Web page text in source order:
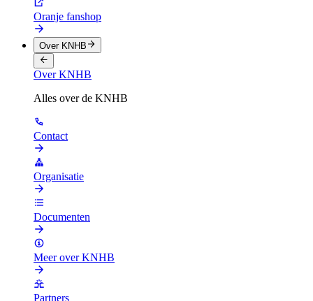
Oranje fanshop
Over KNHB
Over KNHB
Alles over de KNHB
Contact
Organisatie
Documenten
Meer over KNHB
Partners